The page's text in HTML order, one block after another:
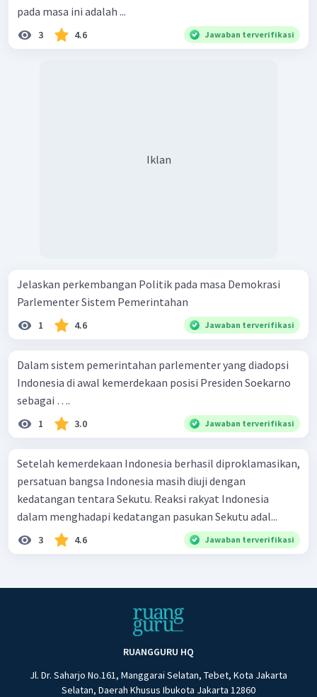
pada masa ini adalah ...
3 4.6 Jawaban terverifikasi
Iklan
Jelaskan perkembangan Politik pada masa Demokrasi
Parlementer Sistem Pemerintahan
1 4.6 Jawaban terverifikasi
Dalam sistem pemerintahan parlementer yang diadopsi
Indonesia di awal kemerdekaan posisi Presiden Soekarno
sebagai ….
1 3.0 Jawaban terverifikasi
Setelah kemerdekaan Indonesia berhasil diproklamasikan,
persatuan bangsa Indonesia masih diuji dengan
kedatangan tentara Sekutu. Reaksi rakyat Indonesia
dalam menghadapi kedatangan pasukan Sekutu adal...
3 4.6 Jawaban terverifikasi
RUANGGURU HQ
Jl. Dr. Saharjo No.161, Manggarai Selatan, Tebet, Kota Jakarta
Selatan, Daerah Khusus Ibukota Jakarta 12860